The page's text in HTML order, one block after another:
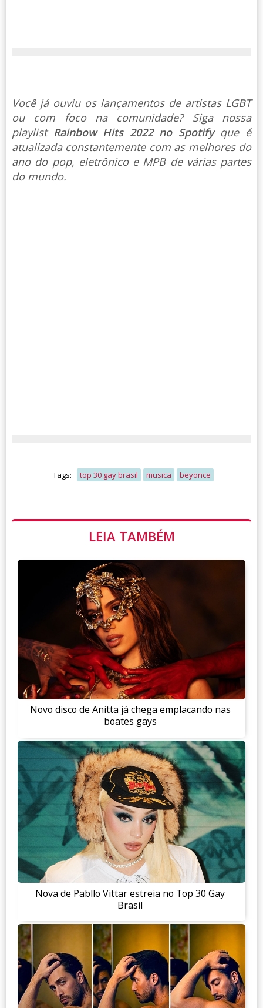
Você já ouviu os lançamentos de artistas LGBT
ou com foco na comunidade? Siga nossa
playlist Rainbow Hits 2022 no Spotify que é
atualizada constantemente com as melhores do
ano do pop, eletrônico e MPB de várias partes
do mundo.
Tags: top 30 gay brasil musica beyonce
LEIA TAMBÉM
Novo disco de Anitta já chega emplacando nas
boates gays
Nova de Pabllo Vittar estreia no Top 30 Gay
Brasil